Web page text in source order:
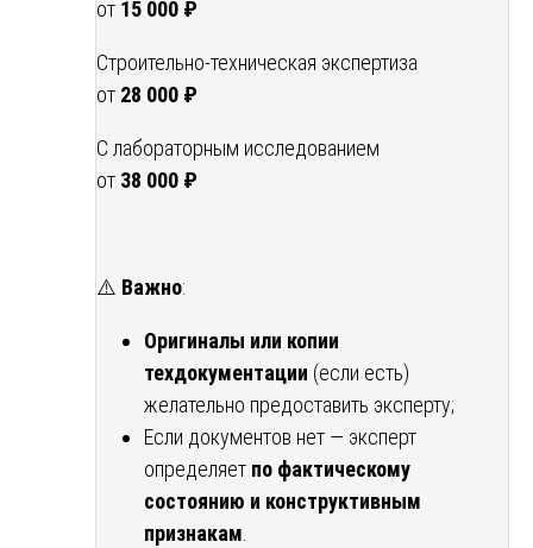
от 15 000 ₽
Строительно-техническая экспертиза
от 28 000 ₽
С лабораторным исследованием
от 38 000 ₽
⚠️ Важно:
Оригиналы или копии
техдокументации (если есть)
желательно предоставить эксперту;
Если документов нет — эксперт
определяет по фактическому
состоянию и конструктивным
признакам